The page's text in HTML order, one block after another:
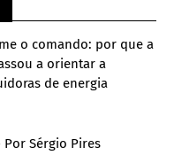
o comando: por que a
a orientar a
de energia
Sérgio Pires